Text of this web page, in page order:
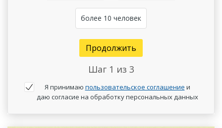
более 10 человек
Продолжить
Шаг 1 из 3
Я принимаю пользовательское соглашение и
даю согласие на обработку персональных данных